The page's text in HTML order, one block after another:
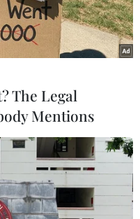
vệ tinh vào không gian tại
The Legal
Mentions